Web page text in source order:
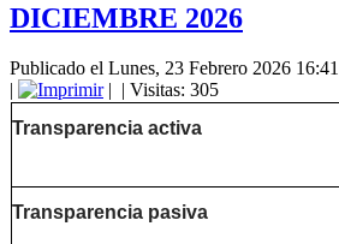
DICIEMBRE 2026
Publicado el Lunes, 23 Febrero 2026 16:41
|
| | Visitas: 305
Transparencia activa
Transparencia pasiva